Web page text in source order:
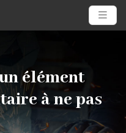
élément
à ne pas